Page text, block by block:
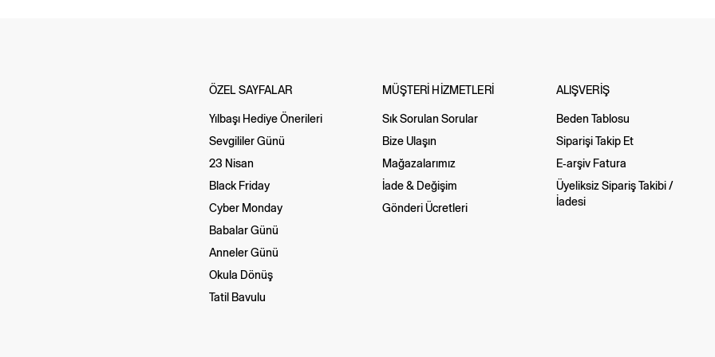
ÖZEL SAYFALAR
Yılbaşı Hediye Önerileri
Sevgililer Günü
23 Nisan
Black Friday
Cyber Monday
Babalar Günü
Anneler Günü
Okula Dönüş
Tatil Bavulu
MÜŞTERİ HİZMETLERİ
Sık Sorulan Sorular
Bize Ulaşın
Mağazalarımız
İade & Değişim
Gönderi Ücretleri
ALIŞVERİŞ
Beden Tablosu
Siparişi Takip Et
E-arşiv Fatura
Üyeliksiz Sipariş Takibi /
İadesi